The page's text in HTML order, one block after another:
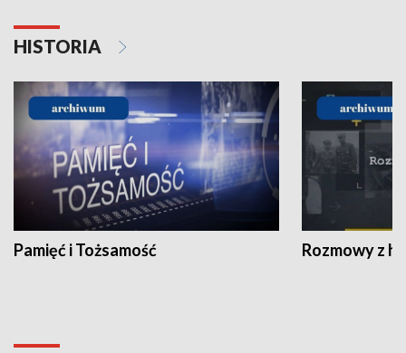
HISTORIA
Pamięć i Tożsamość Rozmowy z